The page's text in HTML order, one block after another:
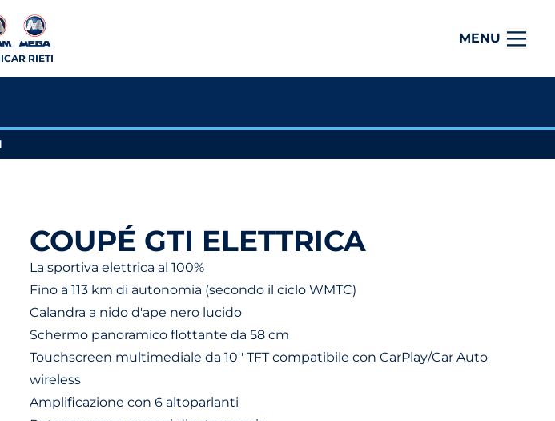
RIETI
MENU
COUPÉ GTI ELETTRICA
La sportiva elettrica al 100%
Fino a 113 km di autonomia (secondo il ciclo WMTC)
Calandra a nido d'ape nero lucido
Schermo panoramico flottante da 58 cm
Touchscreen multimediale da 10'' TFT compatibile con CarPlay/Car Auto
wireless
Amplificazione con 6 altoparlanti